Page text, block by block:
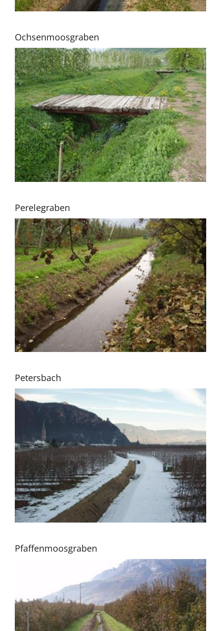
Ochsenmoosgraben
Perelegraben
Petersbach
Pfaffenmoosgraben